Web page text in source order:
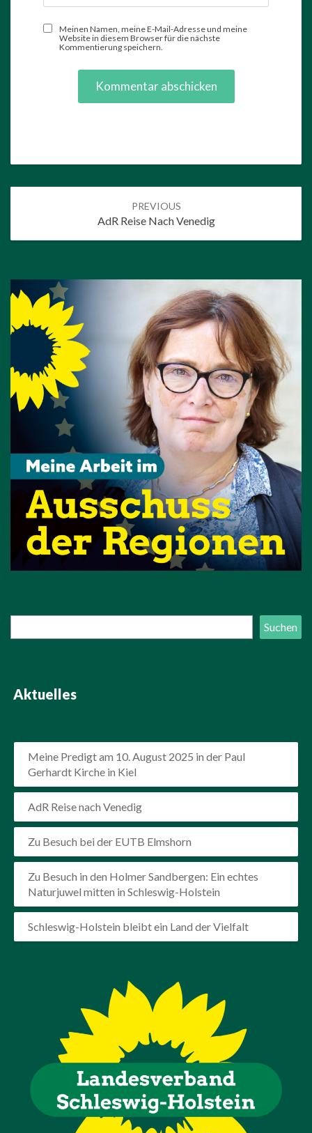
Meinen Namen, meine E-Mail-Adresse und meine
Website in diesem Browser für die nächste
Kommentierung speichern.
PREVIOUS
AdR Reise Nach Venedig
Suchen
Aktuelles
Meine Predigt am 10. August 2025 in der Paul
Gerhardt Kirche in Kiel
AdR Reise nach Venedig
Zu Besuch bei der EUTB Elmshorn
Zu Besuch in den Holmer Sandbergen: Ein echtes
Naturjuwel mitten in Schleswig-Holstein
Schleswig-Holstein bleibt ein Land der Vielfalt